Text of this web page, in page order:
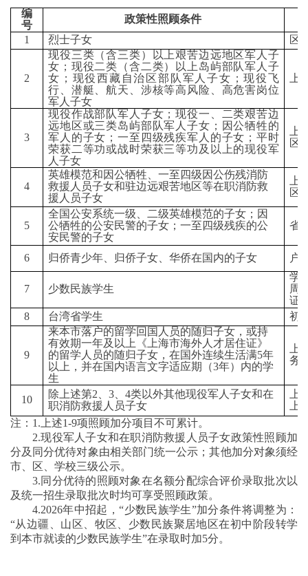
编
号
政策性照顾条件
1
烈士子女 区
2
现役三类（含三类）以上艰苦边远地区军人子
女；现役二类（含二类）以上岛屿部队军人子
女；现役西藏自治区部队军人子女；现役飞
行、潜艇、航天、涉核等高风险、高危害岗位
军人子女
上
3
现役作战部队军人子女；现役一、二类艰苦边
远地区或三类岛屿部队军人子女；因公牺牲的
军人的子女；一至四级残疾军人的子女；平时
荣获二等功或战时荣获三等功及以上的现役军
人子女
上
区
4
英雄模范和因公牺牲、一至四级因公伤残消防
救援人员子女和驻边远艰苦地区等在职消防救
援人员子女
上
区
5
全国公安系统一级、二级英雄模范的子女；因
公牺牲的公安民警的子女；一至四级残疾的公
安民警的子女
省
6 归侨青少年、归侨子女、华侨在国内的子女 户
7 少数民族学生
学
周
证
8
台湾省学生 初
9
来本市落户的留学回国人员的随归子女，或持
有效期一年及以上《上海市海外人才居住证》
的留学人员的随归子女，在国外连续生活满5年
以上，并在国内语言文字适应期（3年）内的学
生
上
务
10
除上述第2、3、4类以外其他现役军人子女和在
职消防救援人员子女
上
上
注：1.上述1-9项照顾加分项目不可累计。
2.现役军人子女和在职消防救援人员子女政策性照顾加
分及同分优待对象由相关部门统一公示；其他加分对象须经
市、区、学校三级公示。
3.同分优待的照顾对象在名额分配综合评价录取批次以
及统一招生录取批次时均可享受照顾政策。
4.2026年中招起，“少数民族学生”加分条件将调整为：
“从边疆、山区、牧区、少数民族聚居地区在初中阶段转学
到本市就读的少数民族学生”在录取时加5分。